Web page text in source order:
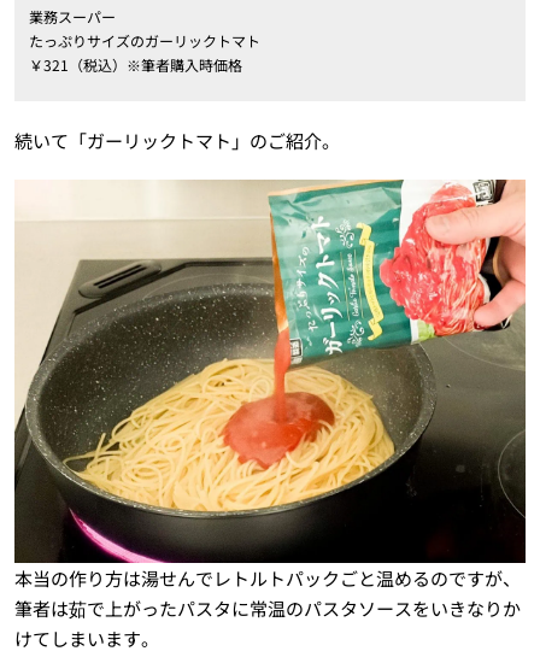
業務スーパー
たっぷりサイズのガーリックトマト
￥321（税込）※筆者購入時価格
続いて「ガーリックトマト」のご紹介。
本当の作り方は湯せんでレトルトパックごと温めるのですが、
筆者は茹で上がったパスタに常温のパスタソースをいきなりか
けてしまいます。